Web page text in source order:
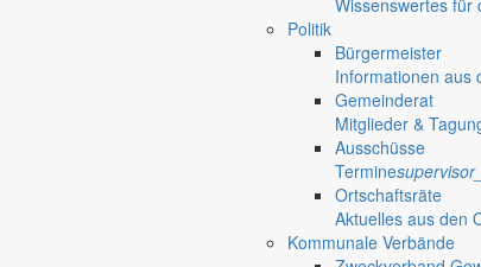
Wissenswertes für
Politik
Bürgermeister
Informationen aus
Gemeinderat
Mitglieder &
Ausschüsse
Termine
Ortschaftsräte
Aktuelles aus den
Kommunale Verbände